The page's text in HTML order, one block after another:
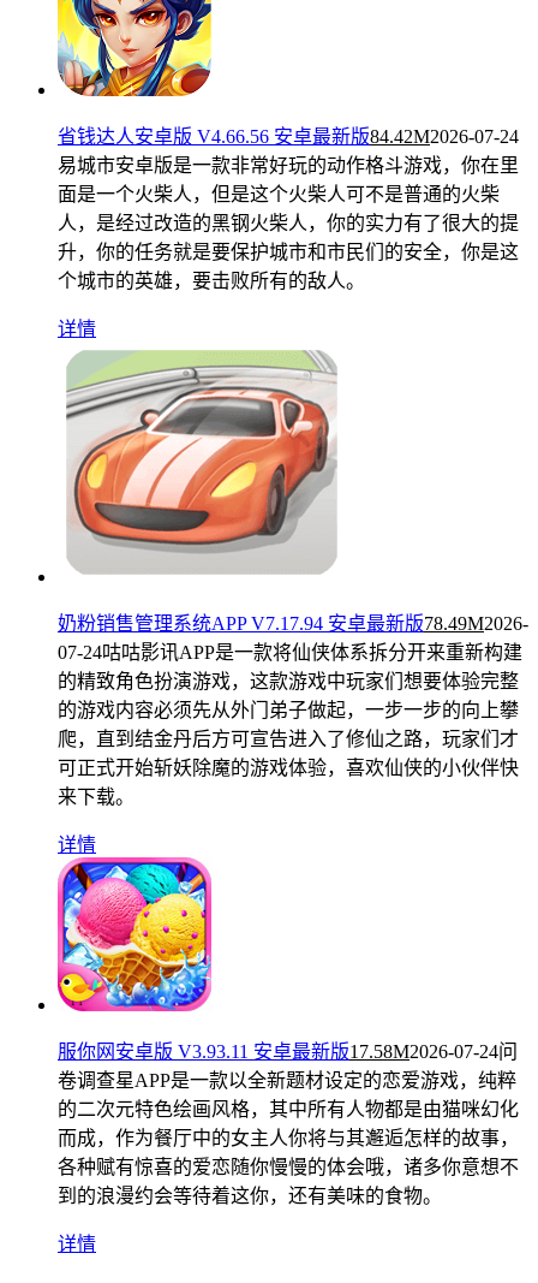
省钱达人安卓版 V4.66.56 安卓最新版84.42M2026-07-24
易城市安卓版是一款非常好玩的动作格斗游戏，你在里
面是一个火柴人，但是这个火柴人可不是普通的火柴
人，是经过改造的黑钢火柴人，你的实力有了很大的提
升，你的任务就是要保护城市和市民们的安全，你是这
个城市的英雄，要击败所有的敌人。
详情
奶粉销售管理系统APP V7.17.94 安卓最新版78.49M2026-
07-24咕咕影讯APP是一款将仙侠体系拆分开来重新构建
的精致角色扮演游戏，这款游戏中玩家们想要体验完整
的游戏内容必须先从外门弟子做起，一步一步的向上攀
爬，直到结金丹后方可宣告进入了修仙之路，玩家们才
可正式开始斩妖除魔的游戏体验，喜欢仙侠的小伙伴快
来下载。
详情
服你网安卓版 V3.93.11 安卓最新版17.58M2026-07-24问
卷调查星APP是一款以全新题材设定的恋爱游戏，纯粹
的二次元特色绘画风格，其中所有人物都是由猫咪幻化
而成，作为餐厅中的女主人你将与其邂逅怎样的故事，
各种赋有惊喜的爱恋随你慢慢的体会哦，诸多你意想不
到的浪漫约会等待着这你，还有美味的食物。
详情